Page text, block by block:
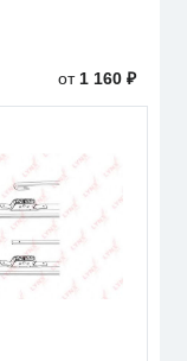
от 1 160 ₽